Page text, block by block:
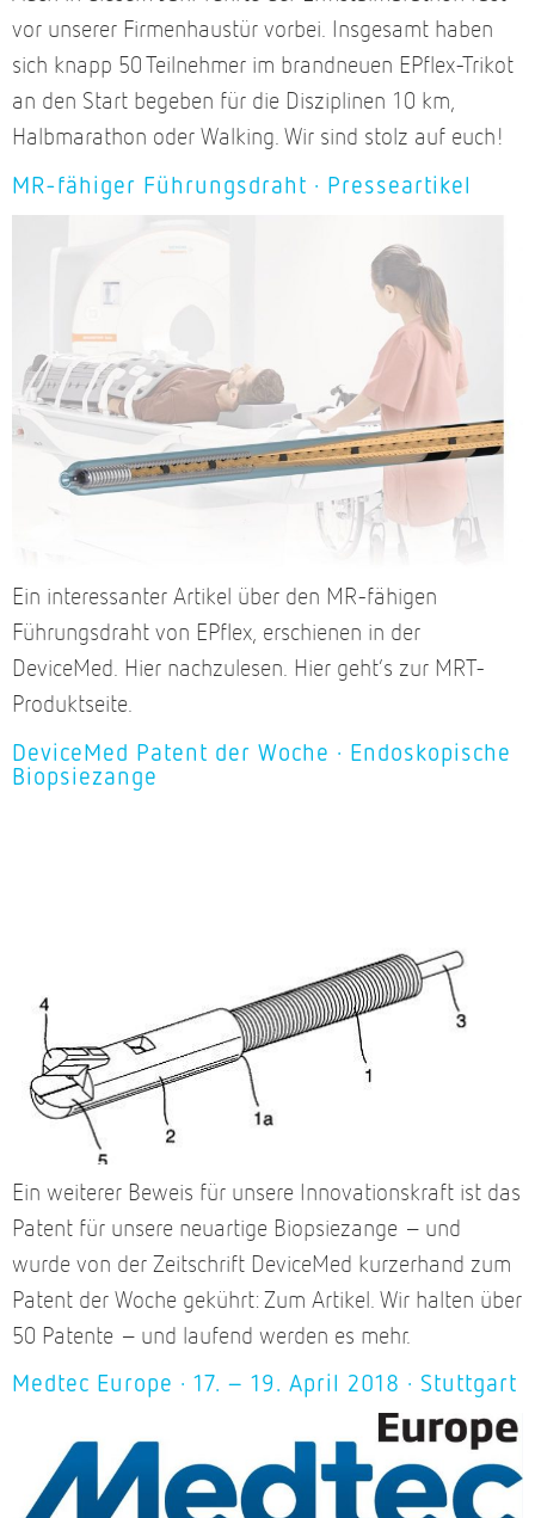
vor unserer Firmenhaustür vorbei. Insgesamt haben
sich knapp 50 Teilnehmer im brandneuen EPflex-Trikot
an den Start begeben für die Disziplinen 10 km,
Halbmarathon oder Walking. Wir sind stolz auf euch!
MR-fähiger Führungsdraht · Presseartikel
Ein interessanter Artikel über den MR-fähigen
Führungsdraht von EPflex, erschienen in der
DeviceMed. Hier nachzulesen. Hier geht’s zur MRT-
Produktseite.
DeviceMed Patent der Woche · Endoskopische
Biopsiezange
Ein weiterer Beweis für unsere Innovationskraft ist das
Patent für unsere neuartige Biopsiezange – und
wurde von der Zeitschrift DeviceMed kurzerhand zum
Patent der Woche gekührt: Zum Artikel. Wir halten über
50 Patente – und laufend werden es mehr.
Medtec Europe · 17. – 19. April 2018 · Stuttgart